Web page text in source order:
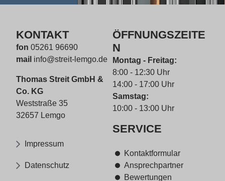
KONTAKT
fon 05261 96690
mail info@streit-lemgo.de
Thomas Streit GmbH &
Co. KG
Weststraße 35
32657 Lemgo
Impressum
Datenschutz
ÖFFNUNGSZEITE
N
Montag - Freitag:
8:00 - 12:30 Uhr
14:00 - 17:00 Uhr
Samstag:
10:00 - 13:00 Uhr
SERVICE
Kontaktformular
Ansprechpartner
Bewertungen